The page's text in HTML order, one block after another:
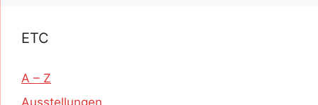
ETC
A – Z
Ausstellungen